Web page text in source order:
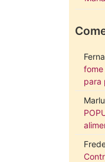
fome
para